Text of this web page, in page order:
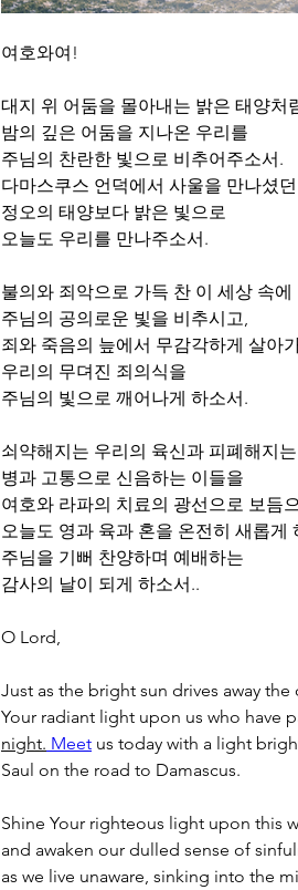
여호와여!
대지 위 어둠을 몰아내는 밝은 태양처
밤의 깊은 어둠을 지나온 우리를
주님의 찬란한 빛으로 비추어주소서.
다마스쿠스 언덕에서 사울을 만나셨던
정오의 태양보다 밝은 빛으로
오늘도 우리를 만나주소서.
불의와 죄악으로 가득 찬 이 세상 속에
주님의 공의로운 빛을 비추시고,
죄와 죽음의 늪에서 무감각하게 살아
우리의 무뎌진 죄의식을
주님의 빛으로 깨어나게 하소서.
쇠약해지는 우리의 육신과 피폐해지
병과 고통으로 신음하는 이들을
여호와 라파의 치료의 광선으로 보듬
오늘도 영과 육과 혼을 온전히 새롭게
주님을 기뻐 찬양하며 예배하는
감사의 날이 되게 하소서..
O Lord,
Just as the bright sun drives away
night. Meet us today with a light
Saul on the road to Damascus.
Shine Your righteous light upon this
and awaken our dulled sense of
as we live unaware, sinking into the